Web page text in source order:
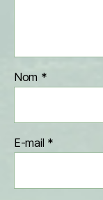
Nom *
E-mail *